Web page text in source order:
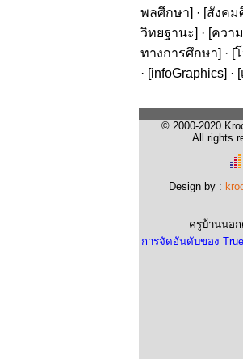
พลศึกษา] · [สังคม
วิทยฐานะ] · [ควา
ทางการศึกษา] · [
· [infoGraphics] · [
© 2000-2020
All rights
Design by :
ครูบ้านนอ
การจัดอันดับของ